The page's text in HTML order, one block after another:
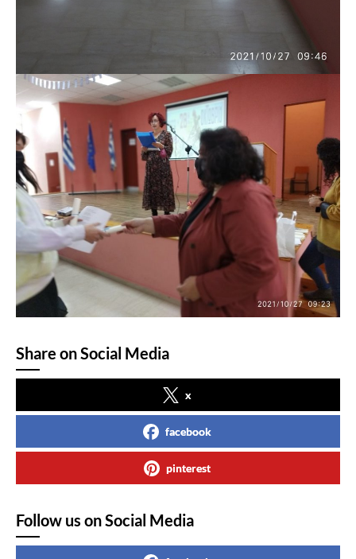
Share on Social Media
x
facebook
pinterest
Follow us on Social Media